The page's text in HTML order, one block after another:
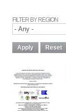
FILTER BY REGION